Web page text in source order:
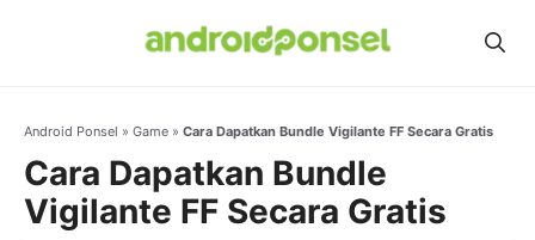
Android Ponsel » Game » Cara Dapatkan Bundle Vigilante FF Secara Gratis
Cara Dapatkan Bundle
Vigilante FF Secara Gratis